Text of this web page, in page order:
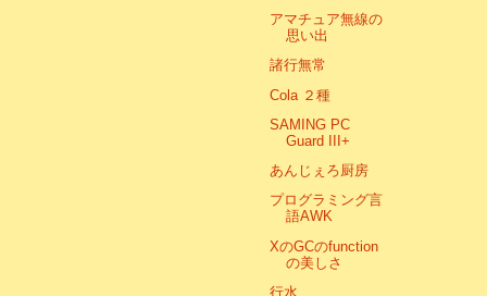
アマチュア無線の
思い出
諸行無常
Cola ２種
SAMING PC
Guard III+
あんじぇろ厨房
プログラミング言
語AWK
XのGCのfunction
の美しさ
行水